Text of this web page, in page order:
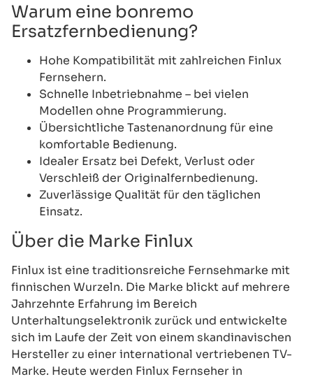
Warum eine bonremo
Ersatzfernbedienung?
Hohe Kompatibilität mit zahlreichen Finlux
Fernsehern.
Schnelle Inbetriebnahme – bei vielen
Modellen ohne Programmierung.
Übersichtliche Tastenanordnung für eine
komfortable Bedienung.
Idealer Ersatz bei Defekt, Verlust oder
Verschleiß der Originalfernbedienung.
Zuverlässige Qualität für den täglichen
Einsatz.
Über die Marke Finlux
Finlux ist eine traditionsreiche Fernsehmarke mit
finnischen Wurzeln. Die Marke blickt auf mehrere
Jahrzehnte Erfahrung im Bereich
Unterhaltungselektronik zurück und entwickelte
sich im Laufe der Zeit von einem skandinavischen
Hersteller zu einer international vertriebenen TV-
Marke. Heute werden Finlux Fernseher in